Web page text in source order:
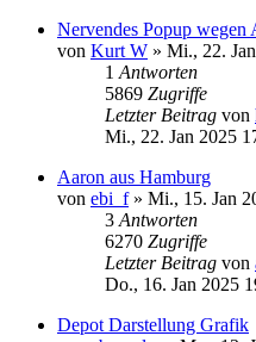
Nervendes Popup wegen
von Kurt W » Mi., 22.
1 Antworten
5869 Zugriffe
Letzter Beitrag von
Mi., 22. Jan 2025
Aaron aus Hamburg
von ebi_f» Mi., 15. Jan
3 Antworten
6270 Zugriffe
Letzter Beitrag von
Do., 16. Jan 2025
Depot Darstellung Grafik